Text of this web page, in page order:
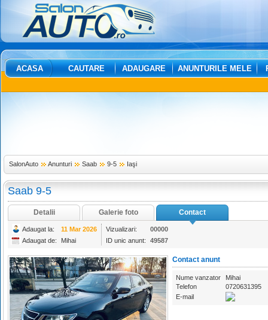
ACASA CAUTARE ADAUGARE ANUNTURILE MELE
SalonAuto Anunturi Saab 9-5 Iaşi
Saab 9-5
Detalii Galerie foto Contact
Adaugat la: 11 Mar 2026 Vizualizari:
00000
Adaugat de:
Mihai ID unic anunt: 49587
Contact anunt
Nume vanzator
Mihai
Telefon
0720631395
E-mail